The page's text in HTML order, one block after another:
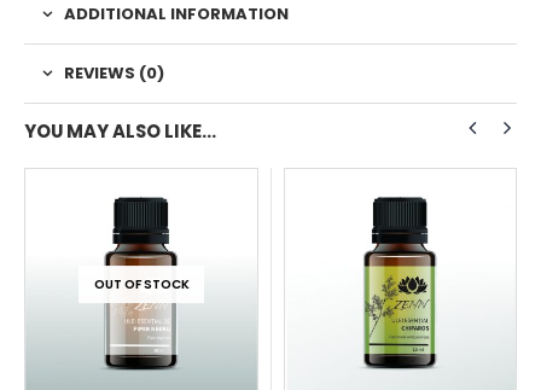
ADDITIONAL INFORMATION
REVIEWS (0)
YOU MAY ALSO LIKE…
OUT OF STOCK